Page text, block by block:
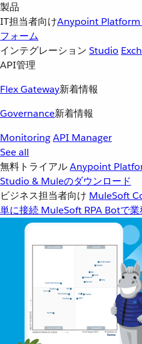
製品
IT担当者向けAnypoint Platform
フォーム
インテグレーション Studio
API管理
Flex Gateway新着情報
Governance新着情報
MonitoringAPI Manager
See all
無料トライアルAnypoint
Studio & Muleのダウンロード
ビジネス担当者向け MuleSoft
単に接続 MuleSoft RPA Botで